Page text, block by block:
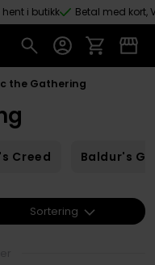
hent i butikk Betal med kort,
the Gathering
Creed Baldur's
Sortering